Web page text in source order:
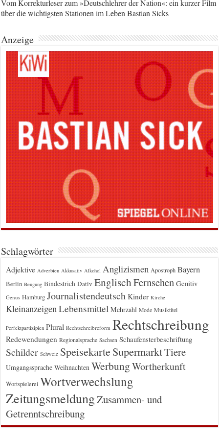
Vom Korrekturleser zum »Deutschlehrer der Nation«: ein kurzer Film
über die wichtigsten Stationen im Leben Bastian Sicks
Anzeige
Schlagwörter
Adjektive Adverbien Akkusativ Alkohol Anglizismen Apostroph Bayern
Berlin Beugung Bindestrich Dativ EnglischFernsehen Genitiv
Genus Hamburg Journalistendeutsch Kinder Kirche
Kleinanzeigen Lebensmittel Mehrzahl Mode Musiktitel
Perfektpartizipien Plural Rechtschreibreform Rechtschreibung
Redewendungen Regionalsprache Sachsen Schaufensterbeschriftung
Schilder Schweiz Speisekarte SupermarktTiere
Umgangssprache Weihnachten WerbungWortherkunft
Wortspielerei Wortverwechslung
ZeitungsmeldungZusammen- und
Getrenntschreibung